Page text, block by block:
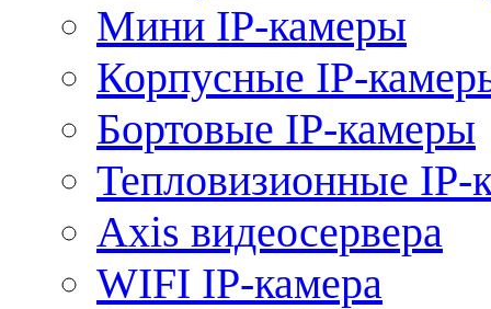
Мини IP-камеры
Корпусные IP-
Бортовые IP-камеры
Тепловизионные IP-
Axis видеосервера
WIFI IP-камера